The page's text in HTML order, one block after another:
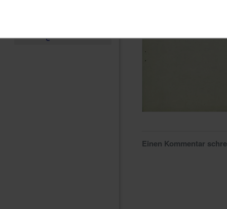
e
Einen Kommentar